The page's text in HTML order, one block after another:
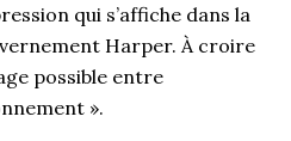
qui s’affiche dans la
Harper. À croire
possible entre
».